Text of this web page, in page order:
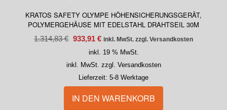
KRATOS SAFETY OLYMPE HÖHENSICHERUNGSGERÄT,
POLYMERGEHÄUSE MIT EDELSTAHL DRAHTSEIL 30M
1.314,83€ 933,91 € inkl. MwSt. zzgl. Versandkosten
inkl. 19 % MwSt.
inkl. MwSt. zzgl. Versandkosten
Lieferzeit: 5-8 Werktage
IN DEN WARENKORB